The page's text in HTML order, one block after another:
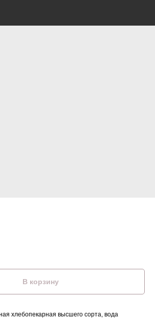
В корзину
хлебопекарная высшего сорта, вода